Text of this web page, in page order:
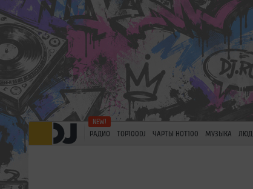
РАДИО TOP100DJ ЧАРТЫ HOT100 МУЗЫКА